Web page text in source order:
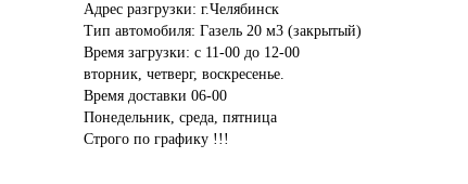
Адрес разгрузки: г.Челябинск
Тип автомобиля: Газель 20 м3 (закрытый)
Время загрузки: с 11-00 до 12-00
вторник, четверг, воскресенье.
Время доставки 06-00
Понедельник, среда, пятница